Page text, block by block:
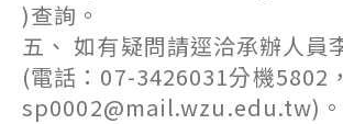
)查詢。
五、 如有疑問請逕洽承辦人員
(電話：07-3426031分機5802
sp0002@mail.wzu.edu.tw)。